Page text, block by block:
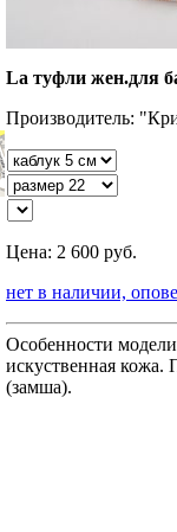
La туфли жен.для
Производитель:
Цена: 2 600 руб.
нет в наличии,
Особенности
искуственная кожа.
(замша).